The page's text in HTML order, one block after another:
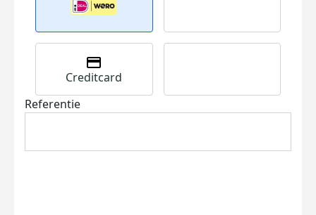
Creditcard
Referentie